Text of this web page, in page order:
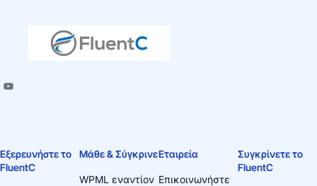
Εξερευνήστε το
FluentC
Μάθε & Σύγκρινε
WPML εναντίον
Εταιρεία
Επικοινωνήστε
Συγκρίνετε το
FluentC